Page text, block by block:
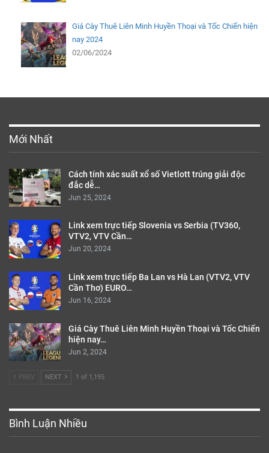
Giá Cày Thuê Liên Minh Huyền Thoại và Tốc Chiến hiện
nay 2024
02/06/2024
Mới Nhất
Cách tính xác suất xổ số Vietlott trúng giải độc
đắc dễ…
Jun 25, 2024
Link xem trực tiếp Slovenia vs Serbia (TV360,
VTV2, VTV Cần…
Jun 20, 2024
Link xem trực tiếp Ba Lan vs Hà Lan (VTV2, VTV
Cần Thơ) EURO…
Jun 16, 2024
Giá Cày Thuê Liên Minh Huyền Thoại và Tốc Chiến
hiện nay…
Jun 2, 2024
PREV NEXT 1 of 1,195
Bình Luận Nhiều